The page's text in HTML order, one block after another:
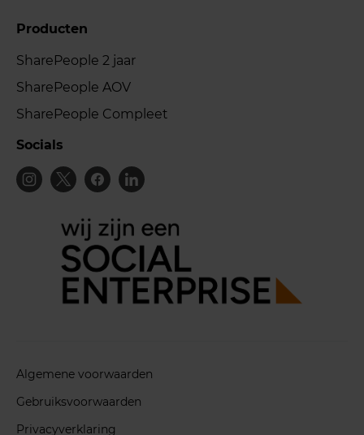
Producten
SharePeople 2 jaar
SharePeople AOV
SharePeople Compleet
Socials
Algemene voorwaarden
Gebruiksvoorwaarden
Privacyverklaring